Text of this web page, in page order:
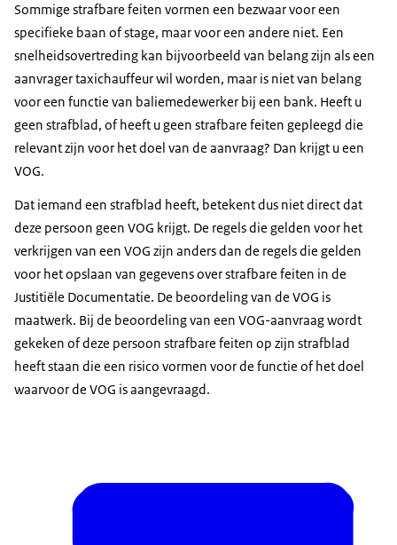
Sommige strafbare feiten vormen een bezwaar voor een
specifieke baan of stage, maar voor een andere niet. Een
snelheidsovertreding kan bijvoorbeeld van belang zijn als een
aanvrager taxichauffeur wil worden, maar is niet van belang
voor een functie van baliemedewerker bij een bank. Heeft u
geen strafblad, of heeft u geen strafbare feiten gepleegd die
relevant zijn voor het doel van de aanvraag? Dan krijgt u een
VOG.
Dat iemand een strafblad heeft, betekent dus niet direct dat
deze persoon geen VOG krijgt. De regels die gelden voor het
verkrijgen van een VOG zijn anders dan de regels die gelden
voor het opslaan van gegevens over strafbare feiten in de
Justitiële Documentatie. De beoordeling van de VOG is
maatwerk. Bij de beoordeling van een VOG-aanvraag wordt
gekeken of deze persoon strafbare feiten op zijn strafblad
heeft staan die een risico vormen voor de functie of het doel
waarvoor de VOG is aangevraagd.